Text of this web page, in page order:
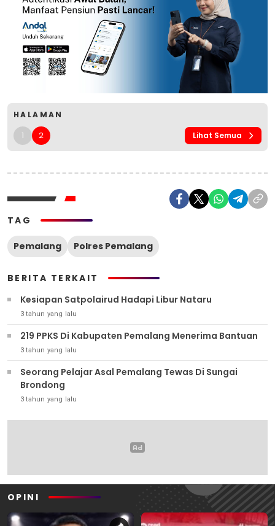
HALAMAN
1 2 Lihat Semua
TAG
Pemalang Polres Pemalang
BERITA TERKAIT
Kesiapan Satpolairud Hadapi Libur Nataru
3 tahun yang lalu
219 PPKS Di Kabupaten Pemalang Menerima Bantuan
3 tahun yang lalu
Seorang Pelajar Asal Pemalang Tewas Di Sungai
Brondong
3 tahun yang lalu
OPINI